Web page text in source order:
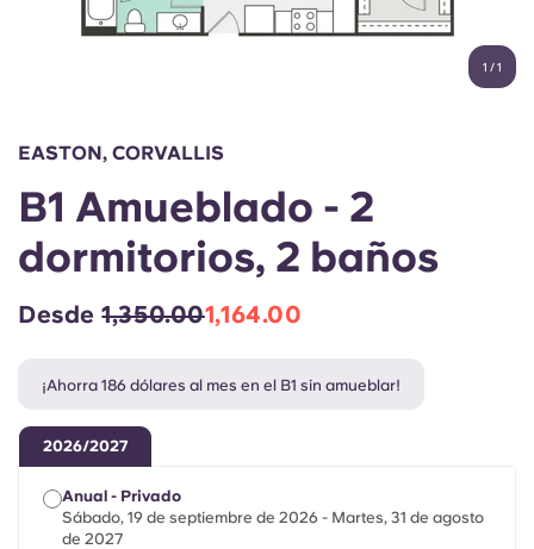
Cuenta Idioma
Chinese
Español
Iniciar sesión
Portuguese
1 /1
EASTON, CORVALLIS
B1 Amueblado - 2
dormitorios, 2 baños
Desde1,350.001,164.00
¡Ahorra 186 dólares al mes en el B1 sin amueblar!
2026/2027
Anual - Privado
Sábado, 19 de septiembre de 2026 - Martes, 31 de agosto
de 2027